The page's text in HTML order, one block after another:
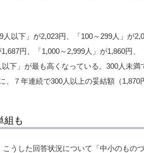
以下」が2,023円、「100～299人」が
円、「1,000～2,999人」が1,860円、
下」が最も高くなっている。300人未満
、７年連続で300人以上の妥結額（1,870
組も
うした回答状況について「中小のもの